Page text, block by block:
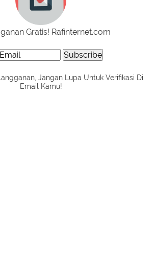
Gratis! Rafinternet.com
Jangan Lupa Untuk Verifikasi Di
Email Kamu!